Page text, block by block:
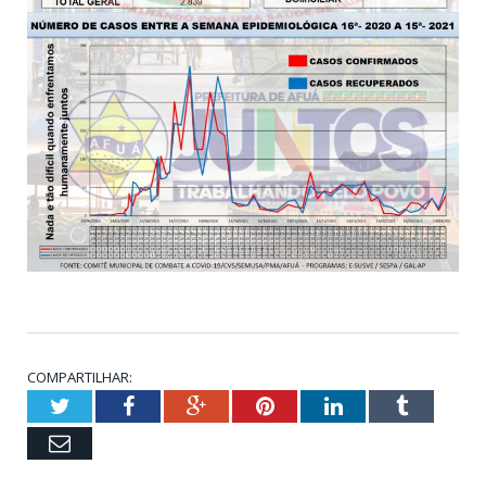
COMPARTILHAR:
TwitterFacebookGoogle+PinterestLinkedInTumblr
Email